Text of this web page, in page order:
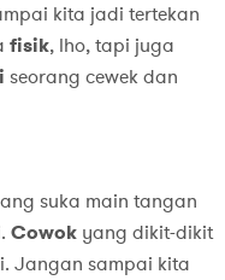
kita jadi tertekan
fisik, lho, tapi juga
seorang cewek dan
suka main tangan
Cowokyang dikit-dikit
Jangan sampai kita